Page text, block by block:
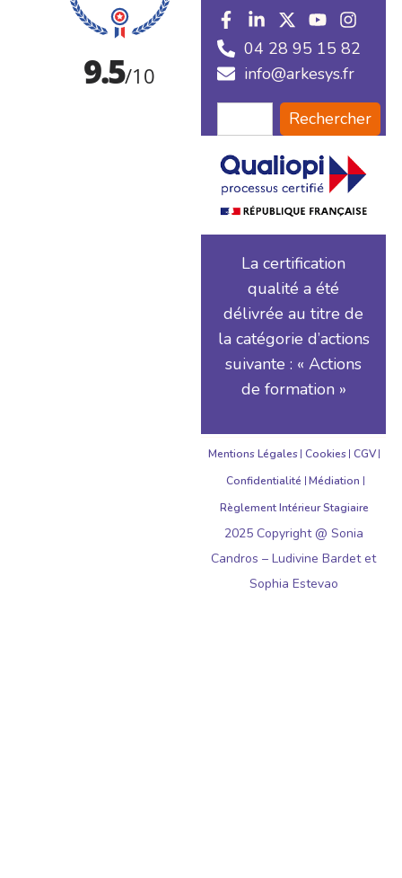
04 28 95 15 82
info@arkesys.fr
Rechercher
La certification
qualité a été
délivrée au titre de
la catégorie d’actions
suivante : « Actions
de formation »
Mentions Légales Cookies CGV
Confidentialité Médiation
Règlement Intérieur Stagiaire
2025 Copyright @ Sonia
Candros – Ludivine Bardet et
Sophia Estevao